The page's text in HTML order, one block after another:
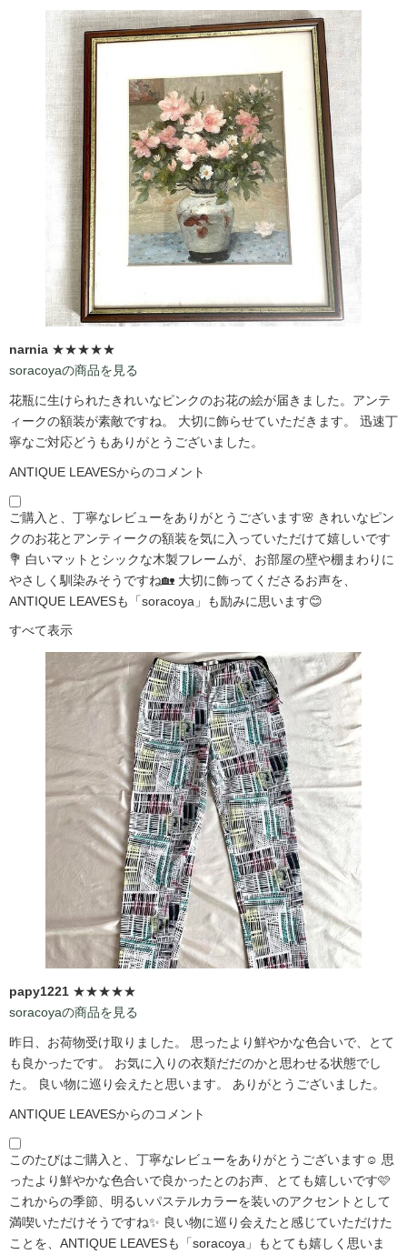
narnia ★★★★★
soracoyaの商品を見る
花瓶に生けられたきれいなピンクのお花の絵が届きました。アンテ
ィークの額装が素敵ですね。 大切に飾らせていただきます。 迅速丁
寧なご対応どうもありがとうございました。
ANTIQUE LEAVESからのコメント
ご購入と、丁寧なレビューをありがとうございます🌸 きれいなピン
クのお花とアンティークの額装を気に入っていただけて嬉しいです
💐 白いマットとシックな木製フレームが、お部屋の壁や棚まわりに
やさしく馴染みそうですね🏡 大切に飾ってくださるお声を、
ANTIQUE LEAVESも「soracoya」も励みに思います😊
すべて表示
papy1221 ★★★★★
soracoyaの商品を見る
昨日、お荷物受け取りました。 思ったより鮮やかな色合いで、とて
も良かったです。 お気に入りの衣類だだのかと思わせる状態でし
た。 良い物に巡り会えたと思います。 ありがとうございました。
ANTIQUE LEAVESからのコメント
このたびはご購入と、丁寧なレビューをありがとうございます☺️ 思
ったより鮮やかな色合いで良かったとのお声、とても嬉しいです🩷
これからの季節、明るいパステルカラーを装いのアクセントとして
満喫いただけそうですね✨ 良い物に巡り会えたと感じていただけた
ことを、ANTIQUE LEAVESも「soracoya」もとても嬉しく思いま